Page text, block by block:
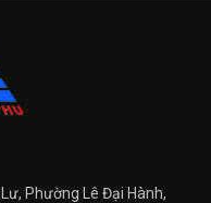
Phường Lê Đại Hành,